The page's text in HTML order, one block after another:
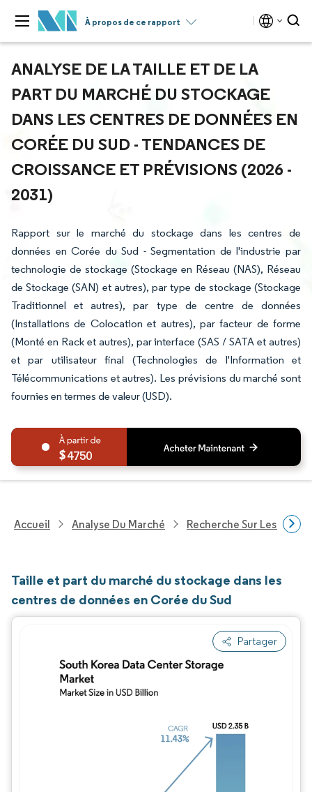
À propos de ce rapport
ANALYSE DE LA TAILLE ET DE LA
PART DU MARCHÉ DU STOCKAGE
DANS LES CENTRES DE DONNÉES EN
CORÉE DU SUD - TENDANCES DE
CROISSANCE ET PRÉVISIONS (2026 -
2031)
Rapport sur le marché du stockage dans les centres de
données en Corée du Sud - Segmentation de l'industrie par
technologie de stockage (Stockage en Réseau (NAS), Réseau
de Stockage (SAN) et autres), par type de stockage (Stockage
Traditionnel et autres), par type de centre de données
(Installations de Colocation et autres), par facteur de forme
(Monté en Rack et autres), par interface (SAS / SATA et autres)
et par utilisateur final (Technologies de l'Information et
Télécommunications et autres). Les prévisions du marché sont
fournies en termes de valeur (USD).
4750
Accueil Analyse Du Marché Recherche Sur Les
Taille et part du marché du stockage dans les
centres de données en Corée du Sud
Partager